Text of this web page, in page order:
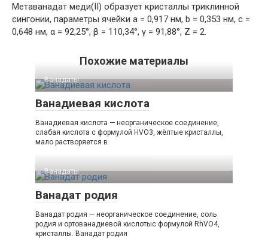
Метаванадат меди(II) образует кристаллы триклинной
сингонии, параметры ячейки a = 0,917 нм, b = 0,353 нм, c =
0,648 нм, α = 92,25°, β = 110,34°, γ = 91,88°, Z = 2.
Похожие материалы
Ванадаты‎
Ванадиевая кислота
Ванадиевая кислота — неорганическое соединение,
слабая кислота с формулой HVO3, жёлтые кристаллы,
мало растворяется в
Ванадаты‎
Ванадат родия
Ванадат родия — неорганическое соединение, соль
родия и ортованадиевой кислотыс формулой RhVO4,
кристаллы. Ванадат родия